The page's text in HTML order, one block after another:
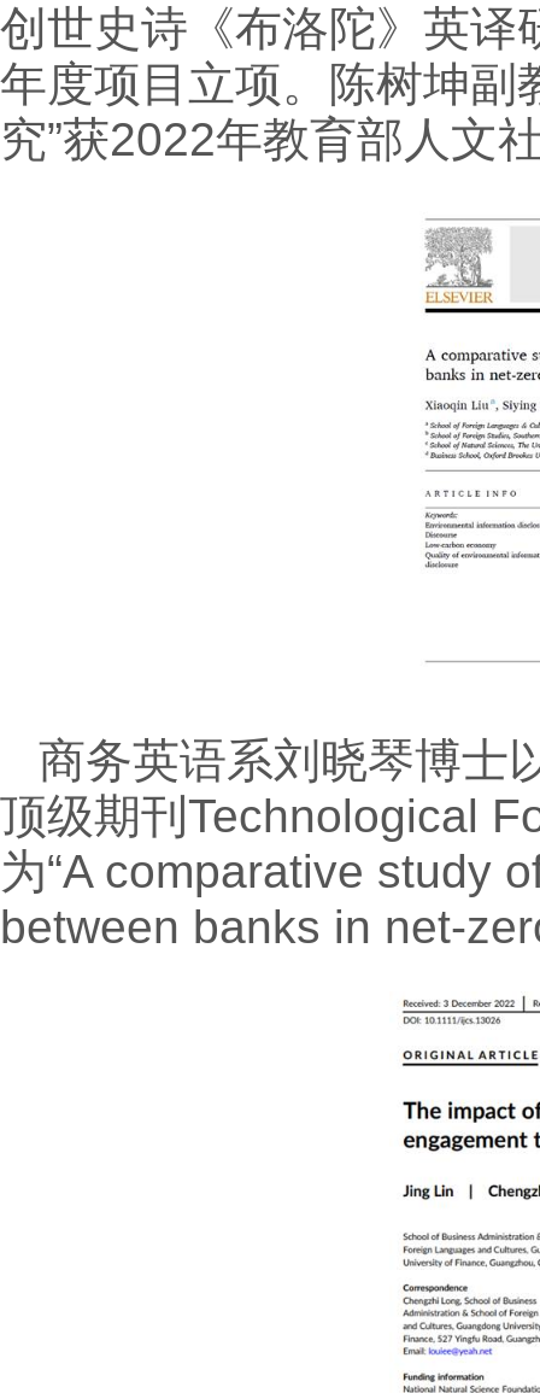
创世史诗《布洛陀》英译
年度项目立项。陈树坤副
究”获2022年教育部人文
商务英语系刘晓琴博士
顶级期刊Technological
为“A comparative study
between banks in net-